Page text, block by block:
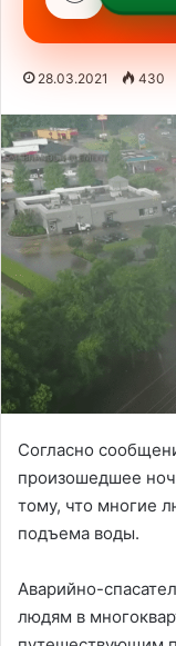
28.03.2021 430
Согласно
произошедшее
тому, что многие
подъема воды.
Аварийно-
людям в